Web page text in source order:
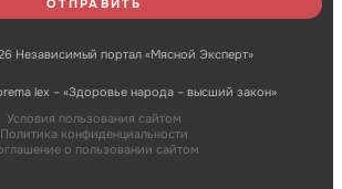
Независимый портал «Мясной Эксперт»
lex – «Здоровье народа – высший закон»
Условия пользования сайтом
Политика конфиденциальности
о пользовании сайтом